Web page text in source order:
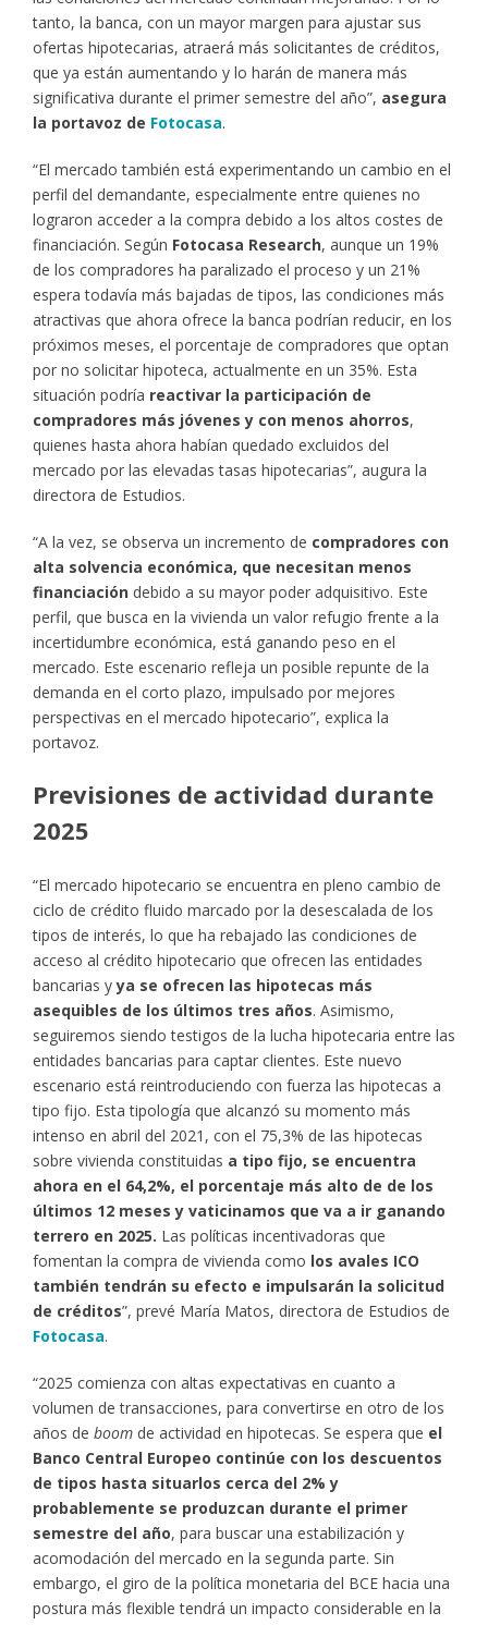
tanto, la banca, con un mayor margen para ajustar sus
ofertas hipotecarias, atraerá más solicitantes de créditos,
que ya están aumentando y lo harán de manera más
significativa durante el primer semestre del año”, asegura
la portavoz de Fotocasa.
“El mercado también está experimentando un cambio en el
perfil del demandante, especialmente entre quienes no
lograron acceder a la compra debido a los altos costes de
financiación. Según Fotocasa Research, aunque un 19%
de los compradores ha paralizado el proceso y un 21%
espera todavía más bajadas de tipos, las condiciones más
atractivas que ahora ofrece la banca podrían reducir, en los
próximos meses, el porcentaje de compradores que optan
por no solicitar hipoteca, actualmente en un 35%. Esta
situación podría reactivar la participación de
compradores más jóvenes y con menos ahorros,
quienes hasta ahora habían quedado excluidos del
mercado por las elevadas tasas hipotecarias”, augura la
directora de Estudios.
“A la vez, se observa un incremento de compradores con
alta solvencia económica, que necesitan menos
financiacióndebido a su mayor poder adquisitivo. Este
perfil, que busca en la vivienda un valor refugio frente a la
incertidumbre económica, está ganando peso en el
mercado. Este escenario refleja un posible repunte de la
demanda en el corto plazo, impulsado por mejores
perspectivas en el mercado hipotecario”, explica la
portavoz.
Previsiones de actividad durante
2025
“El mercado hipotecario se encuentra en pleno cambio de
ciclo de crédito fluido marcado por la desescalada de los
tipos de interés, lo que ha rebajado las condiciones de
acceso al crédito hipotecario que ofrecen las entidades
bancarias yya se ofrecen las hipotecas más
asequibles de los últimos tres años. Asimismo,
seguiremos siendo testigos de la lucha hipotecaria entre las
entidades bancarias para captar clientes. Este nuevo
escenario está reintroduciendo con fuerza las hipotecas a
tipo fijo. Esta tipología que alcanzó su momento más
intenso en abril del 2021, con el 75,3% de las hipotecas
sobre vivienda constituidas a tipo fijo, se encuentra
ahora en el 64,2%, el porcentaje más alto de de los
últimos 12 meses y vaticinamos que va a ir ganando
terrero en 2025. Las políticas incentivadoras que
fomentan la compra de vivienda como los avales ICO
también tendrán su efecto e impulsarán la solicitud
de créditos”, prevé María Matos, directora de Estudios de
Fotocasa.
“2025 comienza con altas expectativas en cuanto a
volumen de transacciones, para convertirse en otro de los
años de boomde actividad en hipotecas. Se espera que el
Banco Central Europeo continúe con los descuentos
de tipos hasta situarlos cerca del 2% y
probablemente se produzcan durante el primer
semestre del año, para buscar una estabilización y
acomodación del mercado en la segunda parte. Sin
embargo, el giro de la política monetaria del BCE hacia una
postura más flexible tendrá un impacto considerable en la